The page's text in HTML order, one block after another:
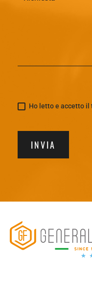
Ho letto e accetto
INVIA